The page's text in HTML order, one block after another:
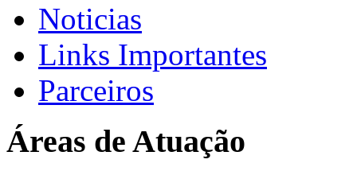
Noticias
Links Importantes
Parceiros
Áreas de Atuação